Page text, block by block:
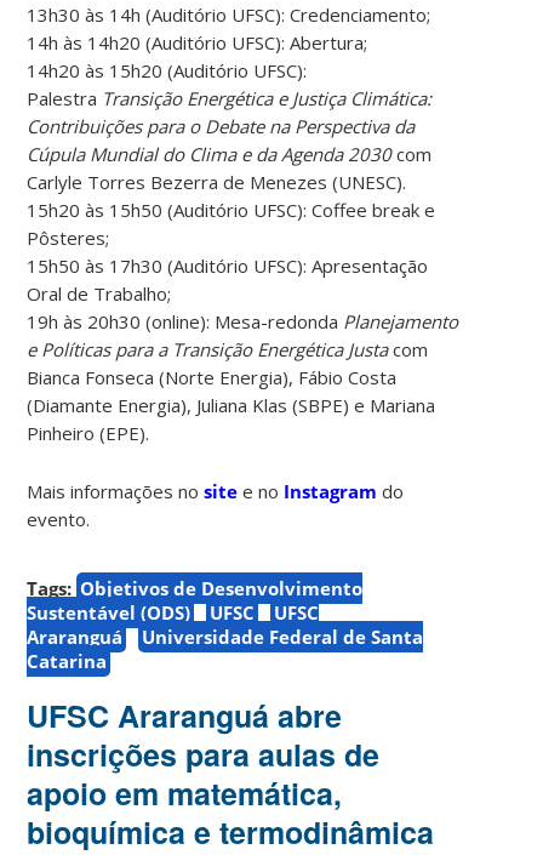
13h30 às 14h (Auditório UFSC): Credenciamento;
14h às 14h20 (Auditório UFSC): Abertura;
14h20 às 15h20 (Auditório UFSC):
Palestra Transição Energética e Justiça Climática:
Contribuições para o Debate na Perspectiva da
Cúpula Mundial do Clima e da Agenda 2030com
Carlyle Torres Bezerra de Menezes (UNESC).
15h20 às 15h50 (Auditório UFSC): Coffee break e
Pôsteres;
15h50 às 17h30 (Auditório UFSC): Apresentação
Oral de Trabalho;
19h às 20h30 (online): Mesa-redonda Planejamento
e Políticas para a Transição Energética Justacom
Bianca Fonseca (Norte Energia), Fábio Costa
(Diamante Energia), Juliana Klas (SBPE) e Mariana
Pinheiro (EPE).
Mais informações nositee no Instagramdo
evento.
Tags: Objetivos de Desenvolvimento
Sustentável (ODS)
UFSC
UFSC
Araranguá
Universidade Federal de Santa
Catarina
UFSC Araranguá abre
inscrições para aulas de
apoio em matemática,
bioquímica e termodinâmica